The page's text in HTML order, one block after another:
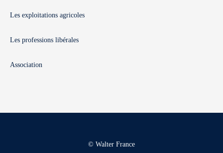
Les exploitations agricoles
Les professions libérales
Association
© Walter France